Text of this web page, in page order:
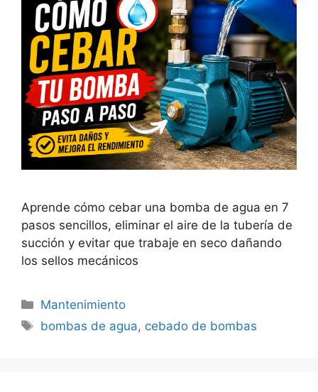
Aprende cómo cebar una bomba de agua en 7
pasos sencillos, eliminar el aire de la tubería de
succión y evitar que trabaje en seco dañando
los sellos mecánicos
Categorías
Mantenimiento
Etiquetas
bombas de agua, cebado de bombas